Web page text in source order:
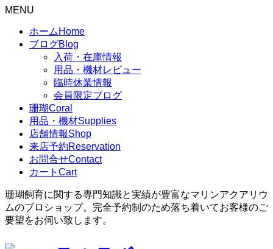
MENU
ホーム Home
ブログBlog
入荷・在庫情報
用品・機材レビュー
臨時休業情報
会員限定ブログ
珊瑚Coral
用品・機材Supplies
店舗情報Shop
来店予約Reservation
お問合せContact
カート Cart
珊瑚飼育に関する専門知識と実績が豊富なマリンアクアリウ
ムのプロショップ。完全予約制のため落ち着いてお客様のご
要望をお伺い致します。